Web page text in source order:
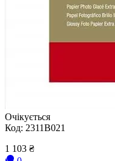
Очікується
Код: 2311B021
1 103 ₴